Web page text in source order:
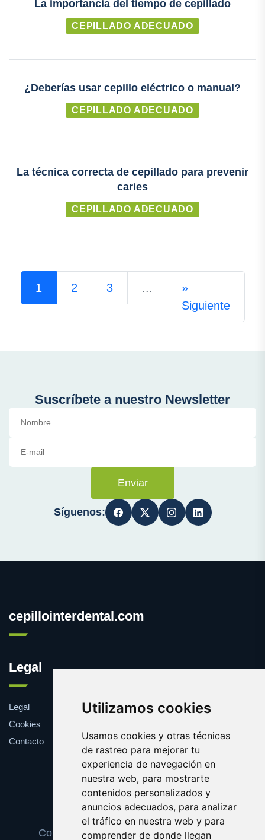
Utilizamos cookies
Usamos cookies y otras técnicas
de rastreo para mejorar tu
experiencia de navegación en
nuestra web, para mostrarte
contenidos personalizados y
anuncios adecuados, para analizar
el tráfico en nuestra web y para
comprender de donde llegan
La importancia del tiempo de cepillado
CEPILLADO ADECUADO
¿Deberías usar cepillo eléctrico o manual?
CEPILLADO ADECUADO
La técnica correcta de cepillado para prevenir
caries
CEPILLADO ADECUADO
1 2 3 ...
»
Siguiente
Suscríbete a nuestro Newsletter
Enviar
Síguenos:
cepillointerdental.com
Legal
Legal
Cookies
Contacto
Update cookies preferences
Copyright © 2026 cepillointerdental.com